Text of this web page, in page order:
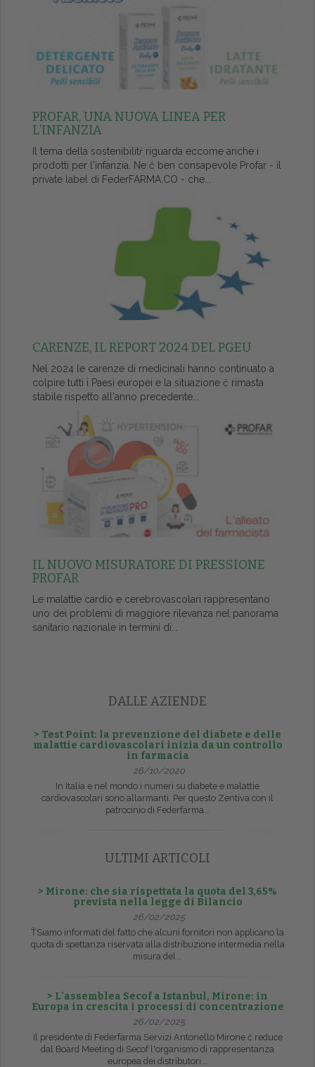
PROFAR, UNA NUOVA LINEA PER
L’INFANZIA
Il tema della sostenibilitŕ riguarda eccome anche i
prodotti per l'infanzia. Ne č ben consapevole Profar - il
private label di FederFARMA.CO - che...
CARENZE, IL REPORT 2024 DEL PGEU
Nel 2024 le carenze di medicinali hanno continuato a
colpire tutti i Paesi europei e la situazione č rimasta
stabile rispetto all'anno precedente...
IL NUOVO MISURATORE DI PRESSIONE
PROFAR
Le malattie cardio e cerebrovascolari rappresentano
uno dei problemi di maggiore rilevanza nel panorama
sanitario nazionale in termini di...
DALLE AZIENDE
> Test Point: la prevenzione del diabete e delle
malattie cardiovascolari inizia da un controllo
in farmacia
26/10/2020
In Italia e nel mondo i numeri su diabete e malattie
cardiovascolari sono allarmanti. Per questo Zentiva con il
patrocinio di Federfarma...
ULTIMI ARTICOLI
> Mirone: che sia rispettata la quota del 3,65%
prevista nella legge di Bilancio
26/02/2025
ŤSiamo informati del fatto che alcuni fornitori non applicano la
quota di spettanza riservata alla distribuzione intermedia nella
misura del...
> L’assemblea Secof a Istanbul, Mirone: in
Europa in crescita i processi di concentrazione
26/02/2025
Il presidente di Federfarma Servizi Antonello Mirone č reduce
dal Board Meeting di Secof l'organismo di rappresentanza
europea dei distributori...